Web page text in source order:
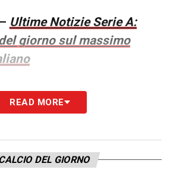
Ultime Notizie Serie A:
giorno sul massimo
NOSTRE TOP NEWS
READ MORE
DEL GIORNO